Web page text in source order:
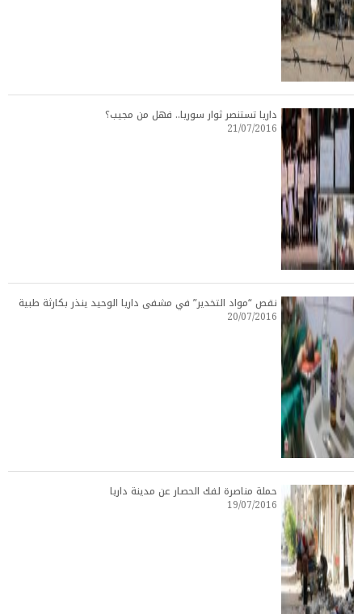
داريا تستنصر ثوار سوريا.. فهل من مجيب؟
21/07/2016
نقص “مواد التخدير” في مشفى داريا الوحيد ينذر بكارثة طبية
20/07/2016
حملة مناصرة لفك الحصار عن مدينة داريا
19/07/2016